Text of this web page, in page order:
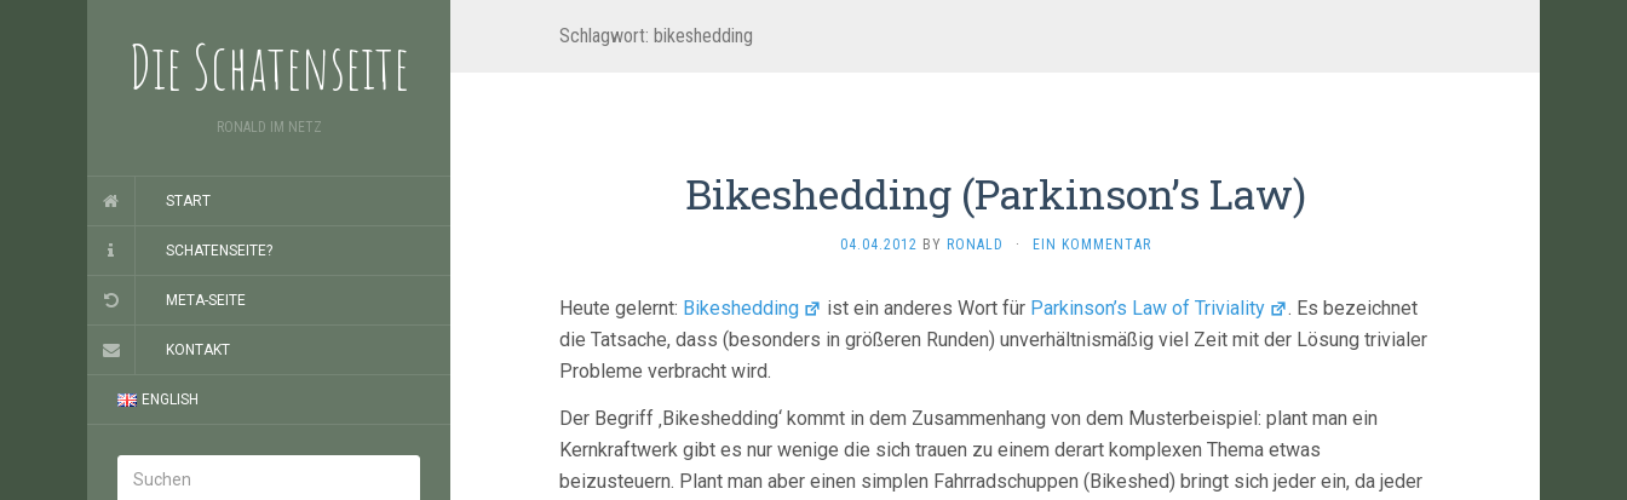
Die Schatenseite
RONALD IM NETZ
START
SCHATENSEITE?
META-SEITE
KONTAKT
ENGLISH
Schlagwort: bikeshedding
Bikeshedding (Parkinson’s Law)
04.04.2012 BY RONALD · EIN KOMMENTAR
Heute gelernt: Bikeshedding ist ein anderes Wort für Parkinson’s Law of Triviality
. Es bezeichnet
die Tatsache, dass (besonders in größeren Runden) unverhältnismäßig viel Zeit mit der Lösung trivialer
Probleme verbracht wird.
Der Begriff ‚Bikeshedding‘ kommt in dem Zusammenhang von dem Musterbeispiel: plant man ein
Kernkraftwerk gibt es nur wenige die sich trauen zu einem derart komplexen Thema etwas
beizusteuern. Plant man aber einen simplen Fahrradschuppen (Bikeshed) bringt sich jeder ein, da jeder